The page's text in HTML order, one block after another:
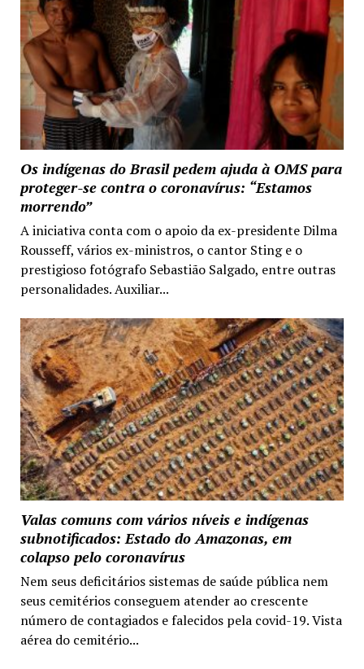
Os indígenas do Brasil pedem ajuda à OMS para
proteger-se contra o coronavírus: “Estamos
morrendo”
A iniciativa conta com o apoio da ex-presidente Dilma
Rousseff, vários ex-ministros, o cantor Sting e o
prestigioso fotógrafo Sebastião Salgado, entre outras
personalidades. Auxiliar...
Valas comuns com vários níveis e indígenas
subnotificados: Estado do Amazonas, em
colapso pelo coronavírus
Nem seus deficitários sistemas de saúde pública nem
seus cemitérios conseguem atender ao crescente
número de contagiados e falecidos pela covid-19. Vista
aérea do cemitério...